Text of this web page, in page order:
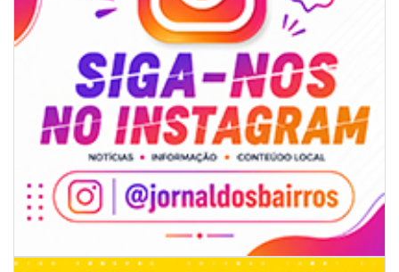
08/08/2026 | 07:00
Limpeza de valas e ribeirões avança no interior de Itajaí